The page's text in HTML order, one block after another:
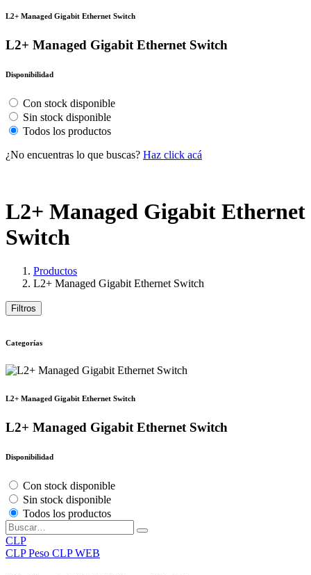
L2+ Managed Gigabit Ethernet Switch
L2+ Managed Gigabit Ethernet Switch
Disponibilidad
Con stock disponible
Sin stock disponible
Todos los productos
¿No encuentras lo que buscas? Haz click acá
L2+ Managed Gigabit Ethernet
Switch
Productos
L2+ Managed Gigabit Ethernet Switch
Filtros
Categorías
L2+ Managed Gigabit Ethernet Switch
L2+ Managed Gigabit Ethernet Switch
Disponibilidad
Con stock disponible
Sin stock disponible
Todos los productos
CLP
CLP Peso CLP WEB